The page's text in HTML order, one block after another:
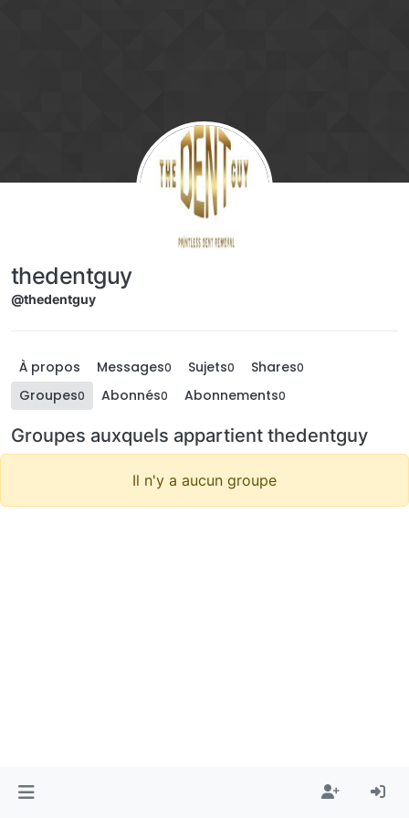
thedentguy
@thedentguy
À propos Messages0 Sujets0 Shares0
Groupes0 Abonnés0 Abonnements0
Groupes auxquels appartient thedentguy
Il n'y a aucun groupe